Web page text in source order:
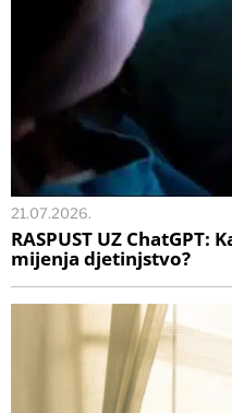
21.07.2026.
RASPUST UZ
mijenja djetinjstvo?